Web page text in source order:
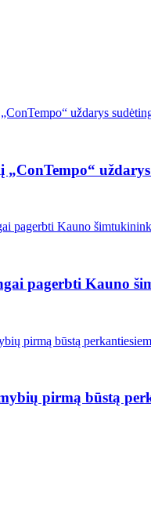
„ConTempo“
pagerbti Kauno
pirmą būstą